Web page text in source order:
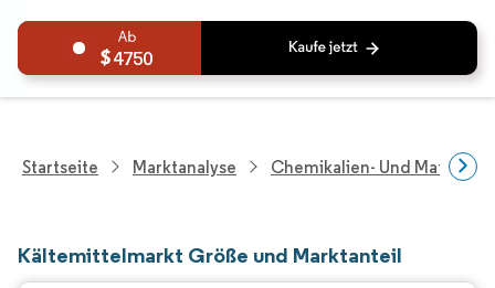
4750
Startseite Marktanalyse Chemikalien- Und
Kältemittelmarkt Größe und Marktanteil